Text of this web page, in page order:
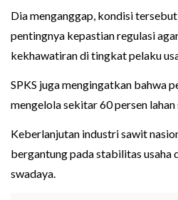
Dia menganggap, kondisi
pentingnya kepastian regulasi
kekhawatiran di tingkat pelaku
SPKS juga mengingatkan bahwa
mengelola sekitar 60 persen
Keberlanjutan industri sawit
bergantung pada stabilitas usaha
swadaya.